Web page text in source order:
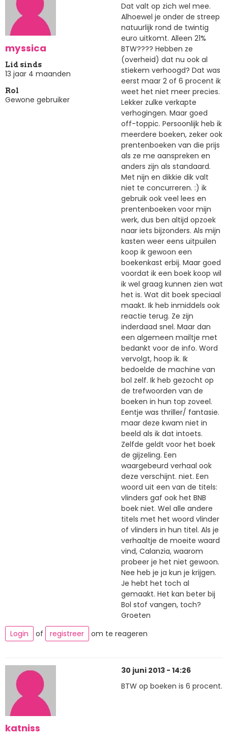
myssica
Lid sinds
13 jaar 4 maanden
Rol
Gewone gebruiker
Dat valt op zich wel mee.
Alhoewel je onder de streep
natuurlijk rond de twintig
euro uitkomt. Alleen 21%
BTW???? Hebben ze
(overheid) dat nu ook al
stiekem verhoogd? Dat was
eerst maar 2 of 6 procent ik
weet het niet meer precies.
Lekker zulke verkapte
verhogingen. Maar goed
off-toppic. Persoonlijk heb ik
meerdere boeken, zeker ook
prentenboeken van die prijs
als ze me aanspreken en
anders zijn als standaard.
Met nijn en dikkie dik valt
niet te concurreren. :) ik
gebruik ook veel lees en
prentenboeken voor mijn
werk, dus ben altijd opzoek
naar iets bijzonders. Als mijn
kasten weer eens uitpuilen
koop ik gewoon een
boekenkast erbij. Maar goed
voordat ik een boek koop wil
ik wel graag kunnen zien wat
het is. Wat dit boek speciaal
maakt. Ik heb inmiddels ook
reactie terug. Ze zijn
inderdaad snel. Maar dan
een algemeen mailtje met
bedankt voor de info. Word
vervolgt, hoop ik. Ik
bedoelde de machine van
bol zelf. Ik heb gezocht op
de trefwoorden van de
boeken in hun top zoveel.
Eentje was thriller/ fantasie.
maar deze kwam niet in
beeld als ik dat intoets.
Zelfde geldt voor het boek
de gijzeling. Een
waargebeurd verhaal ook
deze verschijnt. niet. Een
woord uit een van de titels:
vlinders gaf ook het BNB
boek niet. Wel alle andere
titels met het woord vlinder
of vlinders in hun titel. Als je
verhaaltje de moeite waard
vind, Calanzia, waarom
probeer je het niet gewoon.
Nee heb je ja kun je krijgen.
Je hebt het toch al
gemaakt. Het kan beter bij
Bol stof vangen, toch?
Groeten
Login
of registreer om te reageren
katniss
30 juni 2013 - 14:26
BTW op boeken is 6 procent.